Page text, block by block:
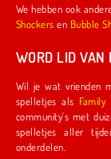
Shockers en Bubble
WORD LID VAN
Wil je wat vrienden
spelletjes als
community's met
spelletjes aller tijden en ze
onderdelen.